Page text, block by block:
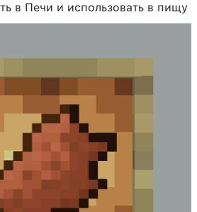
в Печи и использовать в пищу